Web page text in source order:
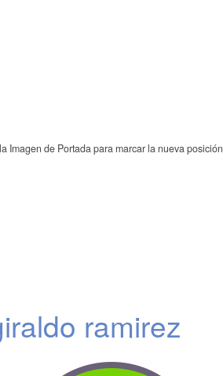
Imagen de Portada para marcar la nueva posición
ramirez